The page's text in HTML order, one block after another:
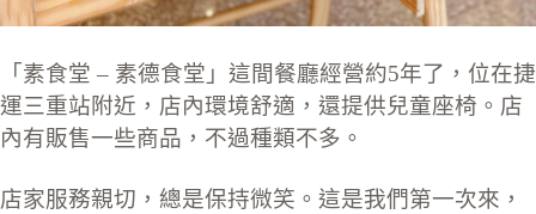
「素食堂 – 素德食堂」這間餐廳經營約5年了，位在捷
運三重站附近，店內環境舒適，還提供兒童座椅。店
內有販售一些商品，不過種類不多。
店家服務親切，總是保持微笑。這是我們第一次來，